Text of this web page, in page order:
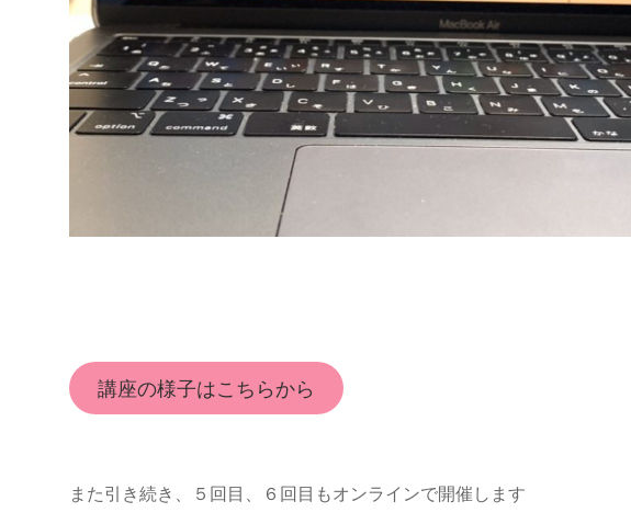
講座の様子はこちらから
また引き続き、５回目、６回目もオンラインで開催します